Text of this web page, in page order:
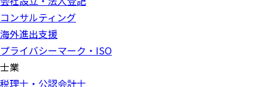
コンサルティング
海外進出支援
プライバシーマーク・ISO
士業
税理士・公認会計士